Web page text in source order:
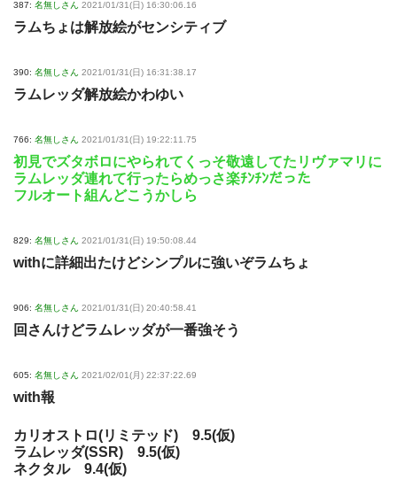
387: 名無しさん 2021/01/31(日) 16:30:06.16
ラムちょは解放絵がセンシティブ
390: 名無しさん 2021/01/31(日) 16:31:38.17
ラムレッダ解放絵かわゆい
766: 名無しさん 2021/01/31(日) 19:22:11.75
初見でズタボロにやられてくっそ敬遠してたリヴァマリに
ラムレッダ連れて行ったらめっさ楽ﾁﾝﾁﾝだった
フルオート組んどこうかしら
829: 名無しさん 2021/01/31(日) 19:50:08.44
withに詳細出たけどシンプルに強いぞラムちょ
906: 名無しさん 2021/01/31(日) 20:40:58.41
回さんけどラムレッダが一番強そう
605: 名無しさん 2021/02/01(月) 22:37:22.69
with報
カリオストロ(リミテッド) 9.5(仮)
ラムレッダ(SSR) 9.5(仮)
ネクタル 9.4(仮)